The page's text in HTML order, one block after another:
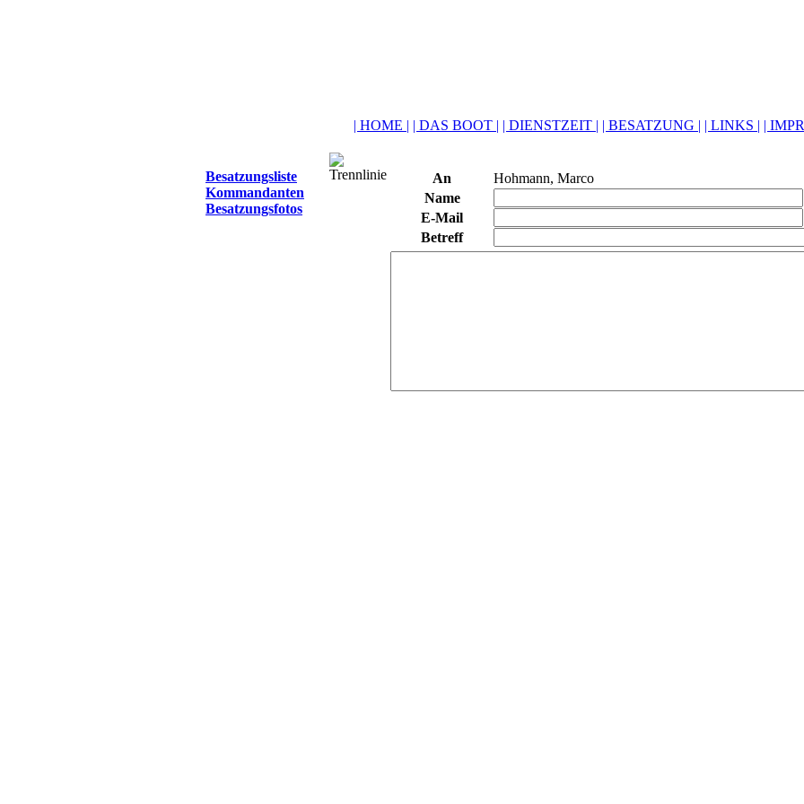
| HOME | | DAS BOOT | | DIENSTZEIT | | BESATZUNG | | LINKS | |
Besatzungsliste
Kommandanten
Besatzungsfotos
An
Hohmann, Marco
Name
E-Mail
Betreff